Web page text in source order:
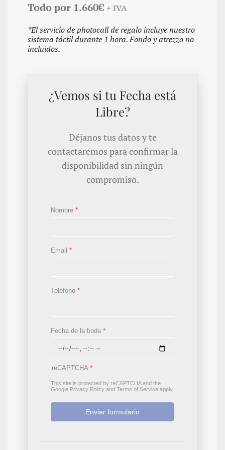
Todo por 1.660€ + IVA
*El servicio de photocall de regalo incluye nuestro
sistema táctil durante 1 hora. Fondo y atrezzo no
incluidos.
¿Vemos si tu Fecha está
Libre?
Déjanos tus datos y te
contactaremos para confirmar la
disponibilidad sin ningún
compromiso.
Nombre *
Email *
Teléfono *
Fecha de la boda *
reCAPTCHA *
This site is protected by reCAPTCHA and the
Google Privacy Policy and Terms of Service apply.
Enviar formulario